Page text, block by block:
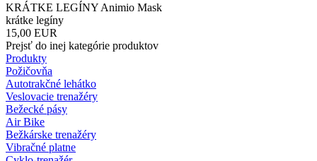
KRÁTKE LEGÍNY Animio Mask
krátke legíny
15,00 EUR
Prejsť do inej kategórie produktov
Produkty
Požičovňa
Autotrakčné lehátko
Veslovacie trenažéry
Bežecké pásy
Air Bike
Bežkárske trenažéry
Vibračné platne